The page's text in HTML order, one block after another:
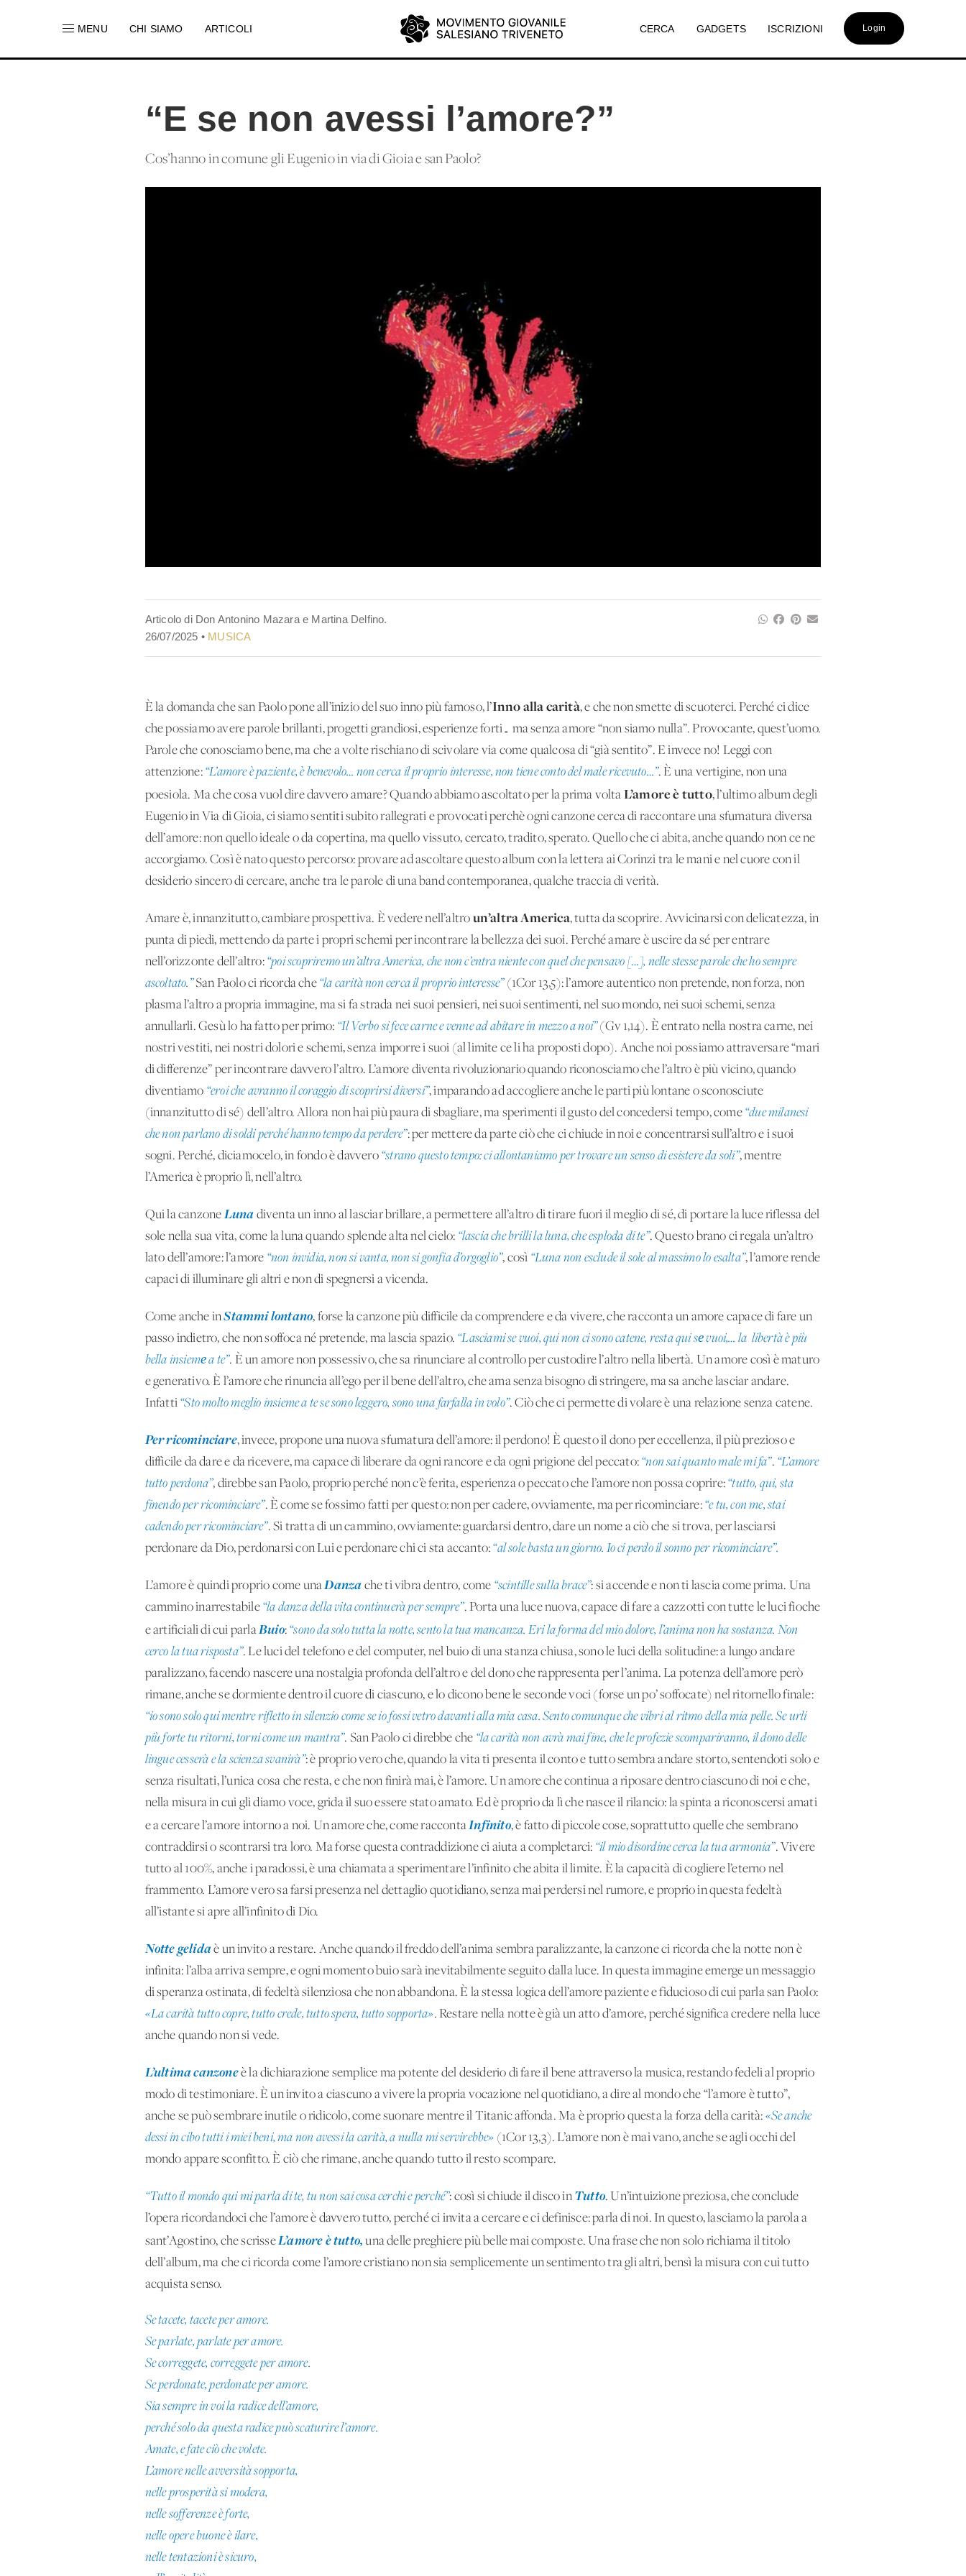
MENU CHI SIAMO ARTICOLI CERCA GADGETS ISCRIZIONI Login
“E se non avessi l’amore?”
Cos’hanno in comune gli Eugenio in via di Gioia e san Paolo?
Articolo di Don Antonino Mazara e Martina Delfino.
26/07/2025 • MUSICA
È la domanda che san Paolo pone all’inizio del suo inno più famoso, l’Inno alla carità, e che non smette di scuoterci. Perché ci dice
che possiamo avere parole brillanti, progetti grandiosi, esperienze forti… ma senza amore “non siamo nulla”. Provocante, quest’uomo.
Parole che conosciamo bene, ma che a volte rischiano di scivolare via come qualcosa di “già sentito”. E invece no! Leggi con
attenzione: “L’amore è paziente, è benevolo… non cerca il proprio interesse, non tiene conto del male ricevuto…”. È una vertigine, non una
poesiola. Ma che cosa vuol dire davvero amare? Quando abbiamo ascoltato per la prima volta L’amore è tutto, l’ultimo album degli
Eugenio in Via di Gioia, ci siamo sentiti subito rallegrati e provocati perchè ogni canzone cerca di raccontare una sfumatura diversa
dell’amore: non quello ideale o da copertina, ma quello vissuto, cercato, tradito, sperato. Quello che ci abita, anche quando non ce ne
accorgiamo. Così è nato questo percorso: provare ad ascoltare questo album con la lettera ai Corinzi tra le mani e nel cuore con il
desiderio sincero di cercare, anche tra le parole di una band contemporanea, qualche traccia di verità.
Amare è, innanzitutto, cambiare prospettiva. È vedere nell’altro un’altra America, tutta da scoprire. Avvicinarsi con delicatezza, in
punta di piedi, mettendo da parte i propri schemi per incontrare la bellezza dei suoi. Perché amare è uscire da sé per entrare
nell’orizzonte dell’altro: “poi scopriremo un’altra America, che non c’entra niente con quel che pensavo […], nelle stesse parole che ho sempre
ascoltato.”San Paolo ci ricorda che “la carità non cerca il proprio interesse”(1Cor 13,5): l’amore autentico non pretende, non forza, non
plasma l’altro a propria immagine, ma si fa strada nei suoi pensieri, nei suoi sentimenti, nel suo mondo, nei suoi schemi, senza
annullarli. Gesù lo ha fatto per primo: “Il Verbo si fece carne e venne ad abitare in mezzo a noi”(Gv 1,14). È entrato nella nostra carne, nei
nostri vestiti, nei nostri dolori e schemi, senza imporre i suoi (al limite ce li ha proposti dopo). Anche noi possiamo attraversare “mari
di differenze” per incontrare davvero l’altro. L’amore diventa rivoluzionario quando riconosciamo che l’altro è più vicino, quando
diventiamo “eroi che avranno il coraggio di scoprirsi diversi”, imparando ad accogliere anche le parti più lontane o sconosciute
(innanzitutto di sé) dell’altro. Allora non hai più paura di sbagliare, ma sperimenti il gusto del concedersi tempo, come “due milanesi
che non parlano di soldi perché hanno tempo da perdere”: per mettere da parte ciò che ci chiude in noi e concentrarsi sull’altro e i suoi
sogni. Perché, diciamocelo, in fondo è davvero “strano questo tempo: ci allontaniamo per trovare un senso di esistere da soli”, mentre
l’America è proprio lì, nell’altro.
Qui la canzoneLuna diventa un inno al lasciar brillare, a permettere all’altro di tirare fuori il meglio di sé, di portare la luce riflessa del
sole nella sua vita, come la luna quando splende alta nel cielo: “lascia che brilli la luna, che esploda di te”. Questo brano ci regala un’altro
lato dell’amore: l’amore “non invidia, non si vanta, non si gonfia d’orgoglio”, così “Luna non esclude il sole al massimo lo esalta”, l’amore rende
capaci di illuminare gli altri e non di spegnersi a vicenda.
Come anche inStammi lontano, forse la canzone più difficile da comprendere e da vivere, che racconta un amore capace di fare un
passo indietro, che non soffoca né pretende, ma lascia spazio. “Lasciami se vuoi, qui non ci sono catene, resta qui sе vuoi,… la libertà è più
bella insiemе a te”. È un amore non possessivo, che sa rinunciare al controllo per custodire l’altro nella libertà. Un amore così è maturo
e generativo. È l’amore che rinuncia all’ego per il bene dell’altro, che ama senza bisogno di stringere, ma sa anche lasciar andare.
Infatti “Sto molto meglio insieme a te se sono leggero, sono una farfalla in volo”. Ciò che ci permette di volare è una relazione senza catene.
Per ricominciare, invece, propone una nuova sfumatura dell’amore: il perdono! È questo il dono per eccellenza, il più prezioso e
difficile da dare e da ricevere, ma capace di liberare da ogni rancore e da ogni prigione del peccato: “non sai quanto male mi fa”. “L’amore
tutto perdona”, direbbe san Paolo, proprio perché non c’è ferita, esperienza o peccato che l’amore non possa coprire: “tutto, qui, sta
finendo per ricominciare”. È come se fossimo fatti per questo: non per cadere, ovviamente, ma per ricominciare: “e tu, con me, stai
cadendo per ricominciare”. Si tratta di un cammino, ovviamente: guardarsi dentro, dare un nome a ciò che si trova, per lasciarsi
perdonare da Dio, perdonarsi con Lui e perdonare chi ci sta accanto: “al sole basta un giorno. Io ci perdo il sonno per ricominciare”.
L’amore è quindi proprio come unaDanza che ti vibra dentro, come “scintille sulla brace”: si accende e non ti lascia come prima. Una
cammino inarrestabile “la danza della vita continuerà per sempre”. Porta una luce nuova, capace di fare a cazzotti con tutte le luci fioche
e artificiali di cui parlaBuio: “sono da solo tutta la notte, sento la tua mancanza. Eri la forma del mio dolore, l’anima non ha sostanza. Non
cerco la tua risposta”. Le luci del telefono e del computer, nel buio di una stanza chiusa, sono le luci della solitudine: a lungo andare
paralizzano, facendo nascere una nostalgia profonda dell’altro e del dono che rappresenta per l’anima. La potenza dell’amore però
rimane, anche se dormiente dentro il cuore di ciascuno, e lo dicono bene le seconde voci (forse un po’ soffocate) nel ritornello finale:
“io sono solo qui mentre rifletto in silenzio come se io fossi vetro davanti alla mia casa. Sento comunque che vibri al ritmo della mia pelle. Se urli
più forte tu ritorni, torni come un mantra”. San Paolo ci direbbe che “la carità non avrà mai fine, che le profezie scompariranno, il dono delle
lingue cesserà e la scienza svanirà”: è proprio vero che, quando la vita ti presenta il conto e tutto sembra andare storto, sentendoti solo e
senza risultati, l’unica cosa che resta, e che non finirà mai, è l’amore. Un amore che continua a riposare dentro ciascuno di noi e che,
nella misura in cui gli diamo voce, grida il suo essere stato amato. Ed è proprio da lì che nasce il rilancio: la spinta a riconoscersi amati
e a cercare l’amore intorno a noi. Un amore che, come raccontaInfinito, è fatto di piccole cose, soprattutto quelle che sembrano
contraddirsi o scontrarsi tra loro. Ma forse questa contraddizione ci aiuta a completarci: “il mio disordine cerca la tua armonia”. Vivere
tutto al 100%, anche i paradossi, è una chiamata a sperimentare l’infinito che abita il limite. È la capacità di cogliere l’eterno nel
frammento. L’amore vero sa farsi presenza nel dettaglio quotidiano, senza mai perdersi nel rumore, e proprio in questa fedeltà
all’istante si apre all’infinito di Dio.
Notte gelidaè un invito a restare. Anche quando il freddo dell’anima sembra paralizzante, la canzone ci ricorda che la notte non è
infinita: l’alba arriva sempre, e ogni momento buio sarà inevitabilmente seguito dalla luce. In questa immagine emerge un messaggio
di speranza ostinata, di fedeltà silenziosa che non abbandona. È la stessa logica dell’amore paziente e fiducioso di cui parla san Paolo:
«La carità tutto copre, tutto crede, tutto spera, tutto sopporta». Restare nella notte è già un atto d’amore, perché significa credere nella luce
anche quando non si vede.
L’ultima canzoneè la dichiarazione semplice ma potente del desiderio di fare il bene attraverso la musica, restando fedeli al proprio
modo di testimoniare. È un invito a ciascuno a vivere la propria vocazione nel quotidiano, a dire al mondo che “l’amore è tutto”,
anche se può sembrare inutile o ridicolo, come suonare mentre il Titanic affonda. Ma è proprio questa la forza della carità: «Se anche
dessi in cibo tutti i miei beni, ma non avessi la carità, a nulla mi servirebbe» (1Cor 13,3). L’amore non è mai vano, anche se agli occhi del
mondo appare sconfitto. È ciò che rimane, anche quando tutto il resto scompare.
“Tutto il mondo qui mi parla di te, tu non sai cosa cerchi e perché”: così si chiude il disco in Tutto. Un’intuizione preziosa, che conclude
l’opera ricordandoci che l’amore è davvero tutto, perché ci invita a cercare e ci definisce: parla di noi. In questo, lasciamo la parola a
sant’Agostino, che scrisseL’amore è tutto, una delle preghiere più belle mai composte. Una frase che non solo richiama il titolo
dell’album, ma che ci ricorda come l’amore cristiano non sia semplicemente un sentimento tra gli altri, bensì la misura con cui tutto
acquista senso.
Se tacete, tacete per amore.
Se parlate, parlate per amore.
Se correggete, correggete per amore.
Se perdonate, perdonate per amore.
Sia sempre in voi la radice dell’amore,
perché solo da questa radice può scaturire l’amore.
Amate, e fate ciò che volete.
L’amore nelle avversità sopporta,
nelle prosperità si modera,
nelle sofferenze è forte,
nelle opere buone è ilare,
nelle tentazioni è sicuro,